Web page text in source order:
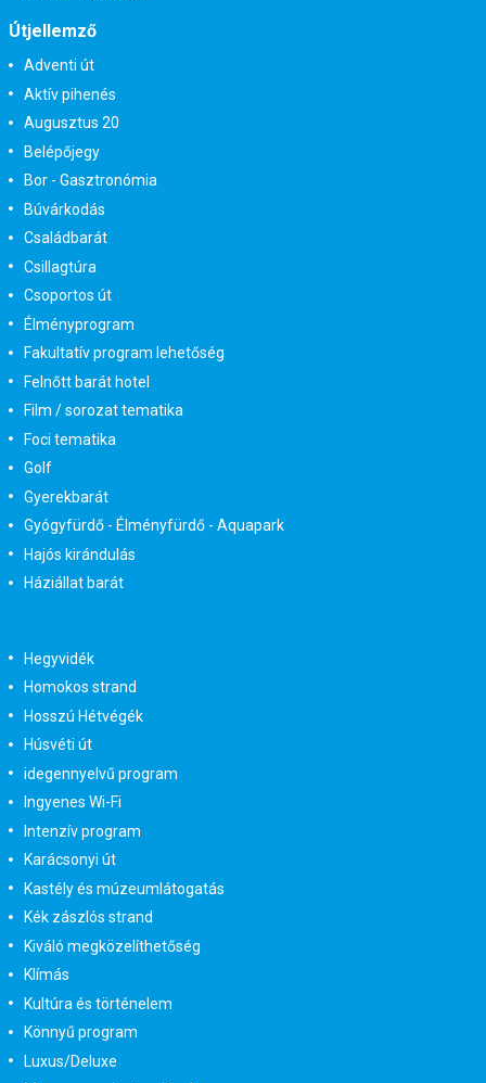
Útjellemző
Adventi út
Aktív pihenés
Augusztus 20
Belépőjegy
Bor - Gasztronómia
Búvárkodás
Családbarát
Csillagtúra
Csoportos út
Élményprogram
Fakultatív program lehetőség
Felnőtt barát hotel
Film / sorozat tematika
Foci tematika
Golf
Gyerekbarát
Gyógyfürdő - Élményfürdő - Aquapark
Hajós kirándulás
Háziállat barát
Hegyvidék
Homokos strand
Hosszú Hétvégék
Húsvéti út
idegennyelvű program
Ingyenes Wi-Fi
Intenzív program
Karácsonyi út
Kastély és múzeumlátogatás
Kék zászlós strand
Kiváló megközelíthetőség
Klímás
Kultúra és történelem
Könnyű program
Luxus/Deluxe